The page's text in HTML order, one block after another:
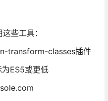
些工具：
transform-classes插件
ES5或更低